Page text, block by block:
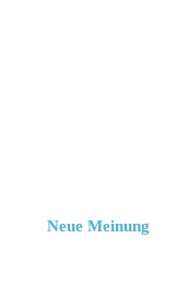
Neue Meinung